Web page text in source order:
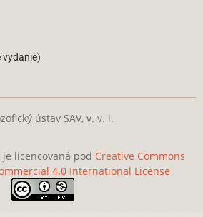
vydanie)
ústav SAV, v. v. i.
licencovaná pod Creative Commons
4.0 International License